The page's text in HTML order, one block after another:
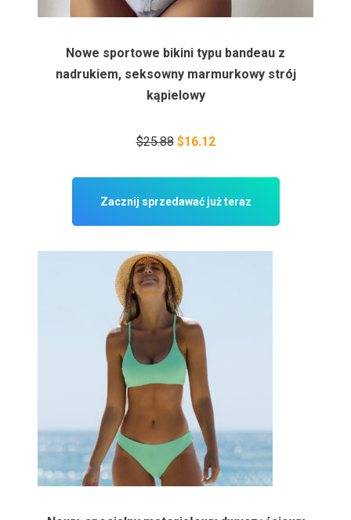
Nowe sportowe bikini typu bandeau z
nadrukiem, seksowny marmurkowy strój
kąpielowy
$25.88 $16.12
Zacznij sprzedawać już teraz